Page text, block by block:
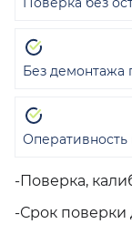
-Поверка,
-Срок поверки
Без демонтажа